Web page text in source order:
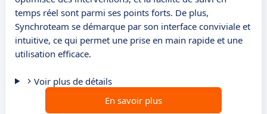
temps réel sont parmi ses points forts. De plus,
Synchroteam se démarque par son interface conviviale et
intuitive, ce qui permet une prise en main rapide et une
utilisation efficace.
Voir plus de détails
En savoir plus